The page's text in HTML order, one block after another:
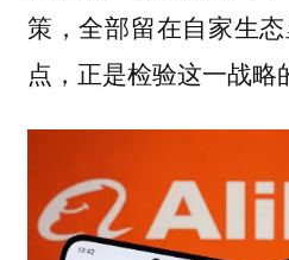
策，全部留在自家生
点，正是检验这一战略